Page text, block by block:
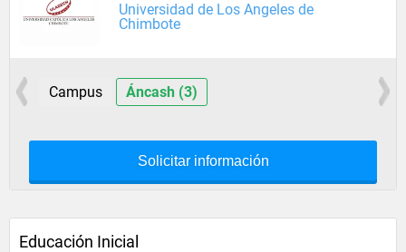
Universidad de Los Angeles de
Chimbote
Campus Áncash (3)
Solicitar información
Educación Inicial